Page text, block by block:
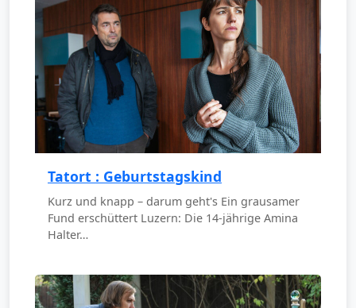
Tatort : Geburtstagskind
Kurz und knapp – darum geht's Ein grausamer
Fund erschüttert Luzern: Die 14-jährige Amina
Halter…